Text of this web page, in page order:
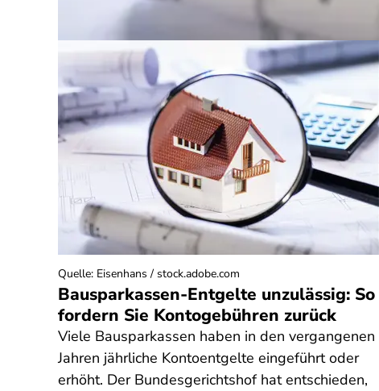
Bausparkassen-Entgelte unzulässig: So
fordern Sie Kontogebühren zurück
Viele Bausparkassen haben in den vergangenen
Jahren jährliche Kontoentgelte eingeführt oder
erhöht. Der Bundesgerichtshof hat entschieden,
Quelle: Eisenhans / stock.adobe.com